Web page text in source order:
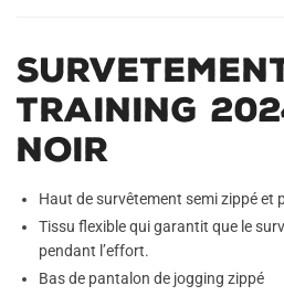
Training
Noir
Haut de survêtement semi zippé et
Tissu flexible qui garantit que le
pendant l’effort.
Bas de pantalon de jogging zippé